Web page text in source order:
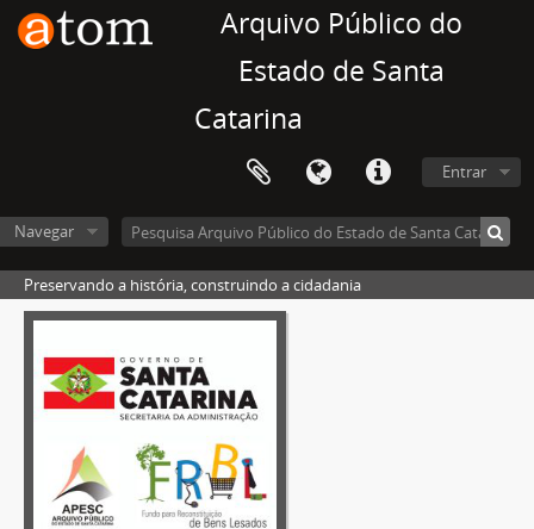
Arquivo Público do
Estado de Santa
Catarina
Entrar
Navegar
Preservando a história, construindo a cidadania